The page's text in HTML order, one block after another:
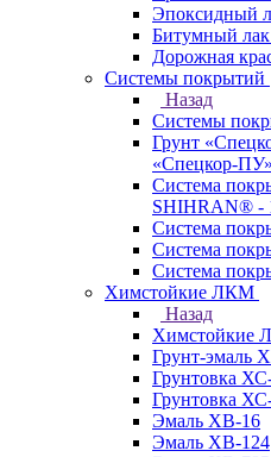
Эпоксидный
Битумный
Дорожная
Системы покрытий
Назад
Системы
Грунт
«Спецкор-ПУ»
Система
SHIHRAN® -
Система
Система
Система
Химстойкие ЛКМ
Назад
Химстойкие
Грунт-эмаль
Грунтовка
Грунтовка
Эмаль ХВ-16
Эмаль ХВ-124